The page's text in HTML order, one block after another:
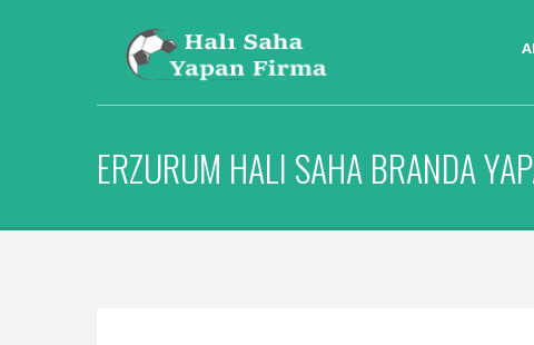
ERZURUM HALI SAHA BRANDA